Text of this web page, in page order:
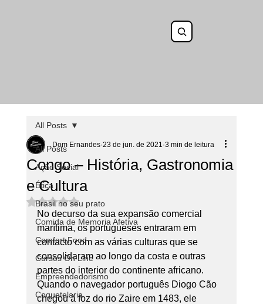
All Posts
Ação Social
Ética
Brasil no seu prato
Comida de Memoria Afetiva
Comfort Food
Cursos On Line
Empreendedorismo
Coquetelaria
All Posts
Congo – História, Gastronomia
e Cultura
Dom Ernandes 23 de jun. de 2021 3 min de leitura
Avaliado com NaN de 5 estrelas.
No decurso da sua expansão comercial
marítima, os portugueses entraram em
contacto com as várias culturas que se
consolidaram ao longo da costa e outras
partes do interior do continente africano.
Quando o navegador português Diogo Cão
chegou à foz do rio Zaire em 1483, ele